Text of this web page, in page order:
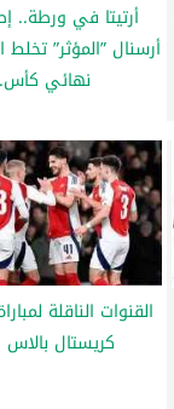
أرتيتا في ورطة..
أرسنال ”المؤثر” تخلط
نهائي
القنوات الناقلة
كريستال بالاس